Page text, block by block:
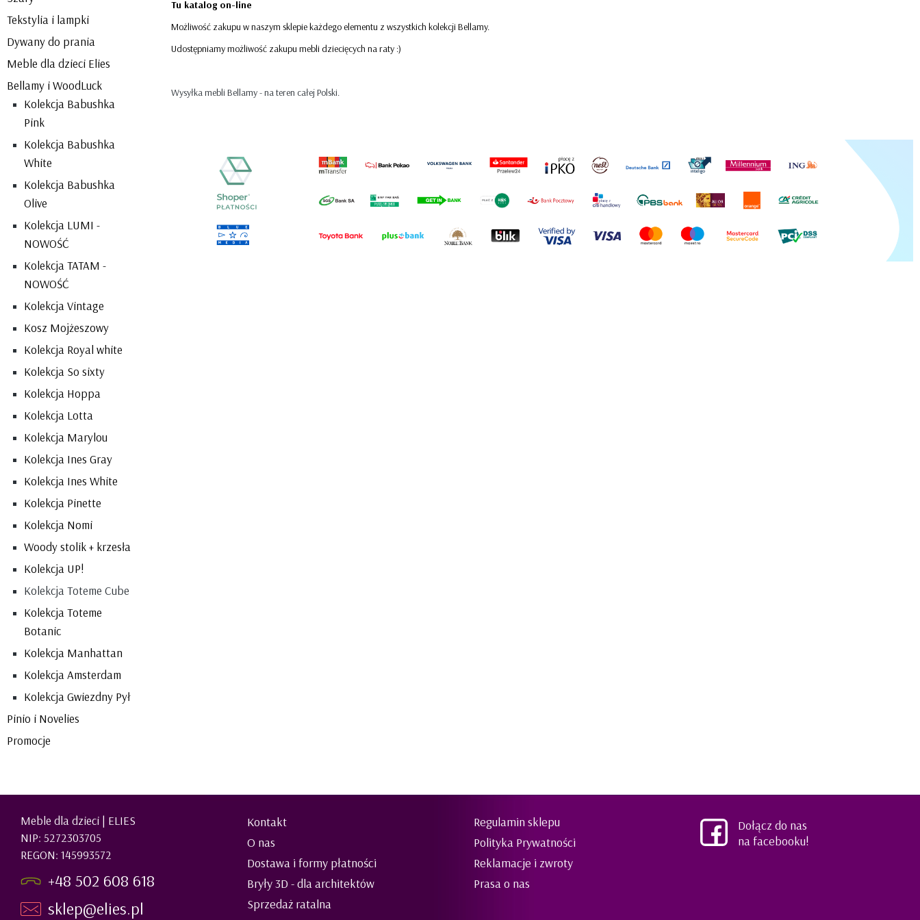
Tekstylia i lampki
Dywany do prania
Meble dla dzieci Elies
Bellamy i WoodLuck
Kolekcja Babushka
Pink
Kolekcja Babushka
White
Kolekcja Babushka
Olive
Kolekcja LUMI -
NOWOŚĆ
Kolekcja TATAM -
NOWOŚĆ
Kolekcja Vintage
Kosz Mojżeszowy
Kolekcja Royal white
Kolekcja So sixty
Kolekcja Hoppa
Kolekcja Lotta
Kolekcja Marylou
Kolekcja Ines Gray
Kolekcja Ines White
Kolekcja Pinette
Kolekcja Nomi
Woody stolik + krzesła
Kolekcja UP!
Kolekcja Toteme Cube
Kolekcja Toteme
Botanic
Kolekcja Manhattan
Kolekcja Amsterdam
Kolekcja Gwiezdny Pył
Pinio i Novelies
Promocje
Tu katalog on-line
Możliwość zakupu w naszym sklepie każdego elementu z wszystkich kolekcji Bellamy.
Udostępniamy możliwość zakupu mebli dziecięcych na raty :)
Wysyłka mebli Bellamy - na teren całej Polski.
Meble dla dzieci | ELIES
NIP: 5272303705
REGON: 145993572
+48 502 608 618
sklep@elies.pl
Kontakt
O nas
Dostawa i formy płatności
Bryły 3D - dla architektów
Sprzedaż ratalna
Regulamin sklepu
Polityka Prywatności
Reklamacje i zwroty
Prasa o nas
Dołącz do nas
na facebooku!